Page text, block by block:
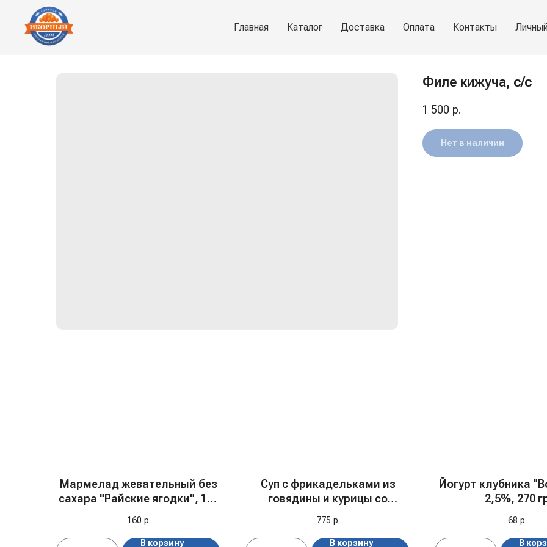
Главная Каталог Доставка Оплата Контакты
Филе кижуча, с/с
1 500 р.
Нет в наличии
Мармелад жевательный без
сахара "Райские ягодки", 150
160 р.
В корзину
Суп с фрикадельками из
говядины и курицы со
порции), 850 гр, с/м
775 р.
В корзину
Йогурт клубника
2,5%, 270
68 р.
В